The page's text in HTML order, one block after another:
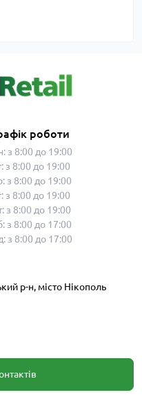
роботи
з 8:00 до 19:00
з 8:00 до 19:00
з 8:00 до 19:00
з 8:00 до 19:00
з 8:00 до 19:00
з 8:00 до 17:00
з 8:00 до 17:00
р-н, місто Нікополь